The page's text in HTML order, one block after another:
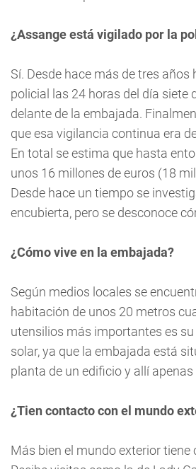
¿Assange está vigilado por la
Sí. Desde hace más de tres años
policial las 24 horas del día siete
delante de la embajada.
que esa vigilancia continua era
En total se estima que hasta
unos 16 millones de euros (18
Desde hace un tiempo se
encubierta, pero se desconoce
¿Cómo vive en la embajada?
Según medios locales se
habitación de unos 20 metros
utensilios más importantes es
solar, ya que la embajada está
planta de un edificio y allí
¿Tien contacto con el mundo
Más bien el mundo exterior tiene